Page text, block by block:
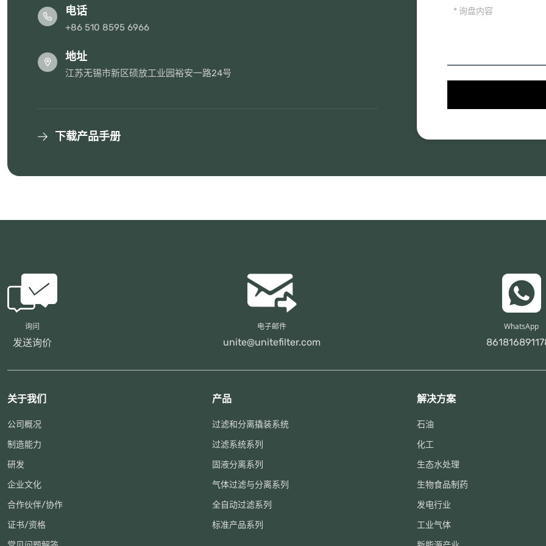
电话
+86 510 8595 6966
地址
江苏无锡市新区硕放工业园裕安一路24号
下载产品手册
询问
发送询价
电子邮件
unite@unitefilter.com
WhatsApp
关于我们
公司概况
制造能力
研发
企业文化
合作伙伴/协作
证书/资格
产品
过滤和分离撬装系统
过滤系统系列
固液分离系列
气体过滤与分离系列
全自动过滤系列
标准产品系列
解决方案
石油
化工
生态水处理
生物食品制药
发电行业
工业气体